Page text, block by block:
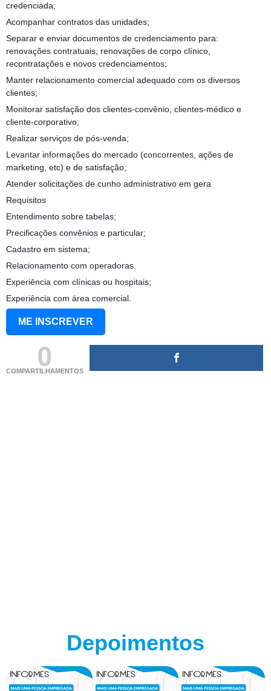
credenciada;
Acompanhar contratos das unidades;
Separar e enviar documentos de credenciamento para:
renovações contratuais, renovações de corpo clínico,
recontratações e novos credenciamentos;
Manter relacionamento comercial adequado com os diversos
clientes;
Monitorar satisfação dos clientes-convênio, clientes-médico e
cliente-corporativo;
Realizar serviços de pós-venda;
Levantar informações do mercado (concorrentes, ações de
marketing, etc) e de satisfação;
Atender solicitações de cunho administrativo em gera
Requisitos
Entendimento sobre tabelas;
Precificações convênios e particular;
Cadastro em sistema;
Relacionamento com operadoras.
Experiência com clínicas ou hospitais;
Experiência com área comercial.
ME INSCREVER
0
COMPARTILHAMENTOS
Depoimentos